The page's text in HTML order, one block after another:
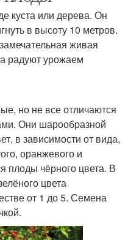
куста или дерева. Он
в высоту 10 метров.
живая
радуют урожаем
но не все отличаются
Они шарообразной
в зависимости от вида,
оранжевого и
плоды чёрного цвета. В
цвета
от 1 до 5. Семена